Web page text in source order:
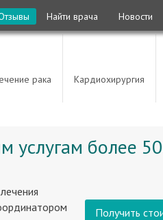
Найти врача Новости
рака Кардиохирургия
услугам более
Получить